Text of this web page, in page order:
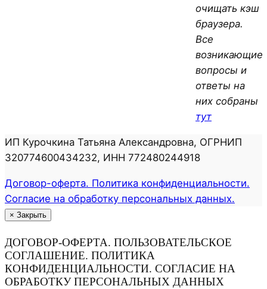
очищать кэш
браузера.
Все
возникающие
вопросы и
ответы на
них собраны
тут
ИП Курочкина Татьяна Александровна, ОГРНИП
320774600434232, ИНН 772480244918
Договор-оферта. Политика конфиденциальности.
Согласие на обработку персональных данных.
× Закрыть
ДОГОВОР-ОФЕРТА. ПОЛЬЗОВАТЕЛЬСКОЕ
СОГЛАШЕНИЕ. ПОЛИТИКА
КОНФИДЕНЦИАЛЬНОСТИ. СОГЛАСИЕ НА
ОБРАБОТКУ ПЕРСОНАЛЬНЫХ ДАННЫХ